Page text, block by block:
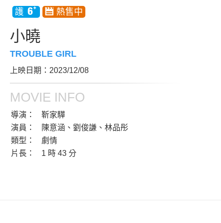
小曉
TROUBLE GIRL
上映日期：2023/12/08
MOVIE INFO
導演：
靳家驊
演員：
陳意涵、劉俊謙、林品彤
類型：
劇情
片長：
1 時 43 分